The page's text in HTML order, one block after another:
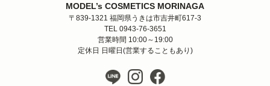
MODEL’s COSMETICS MORINAGA
〒839-1321 福岡県うきは市吉井町617-3
TEL 0943-76-3651
営業時間 10:00～19:00
定休日 日曜日(営業することもあり)